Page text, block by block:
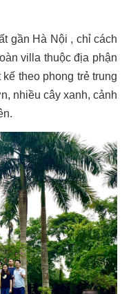
gần Hà Nội , chỉ cách
villa thuộc địa phận
theo phong trẻ trung
nhiều cây xanh, cảnh